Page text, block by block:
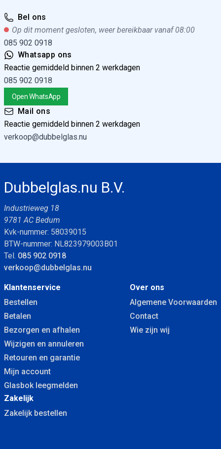
Bel ons
Op dit moment gesloten, weer bereikbaar vanaf 08:00
085 902 0918
Whatsapp ons
Reactie gemiddeld binnen 2 werkdagen
085 902 0918
Open WhatsApp
Mail ons
Reactie gemiddeld binnen 2 werkdagen
verkoop@dubbelglas.nu
Dubbelglas.nu B.V.
Industrieweg 18
9781 AC Bedum
Kvk-nummer: 58039015
BTW-nummer: NL823979003B01
Tel. 085 902 0918
verkoop@dubbelglas.nu
Klantenservice
Bestellen
Betalen
Bezorgen en afhalen
Wijzigen en annuleren
Retouren en garantie
Mijn account
Glasbok leegmelden
Over ons
Algemene Voorwaarden
Contact
Wie zijn wij
Zakelijk
Zakelijk bestellen